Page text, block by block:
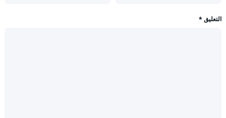
التعليق *